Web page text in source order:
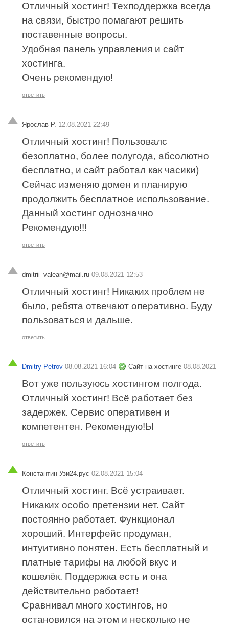
Отличный хостинг! Техподдержка всегда
на связи, быстро помагают решить
поставенные вопросы.
Удобная панель управления и сайт
хостинга.
Очень рекомендую!
ответить
Ярослав Р. 12.08.2021 22:49
Отличный хостинг! Пользовалс
безоплатно, более полугода, абсолютно
бесплатно, и сайт работал как часики)
Сейчас изменяю домен и планирую
продолжить бесплатное использование.
Данный хостинг однозначно
Рекомендую!!!
ответить
dmitrii_valean@mail.ru 09.08.2021 12:53
Отличный хостинг! Никаких проблем не
было, ребята отвечают оперативно. Буду
пользоваться и дальше.
ответить
Dmitry Petrov 08.08.2021 16:04 Сайт на хостинге08.08.2021
Вот уже пользуюсь хостингом полгода.
Отличный хостинг! Всё работает без
задержек. Сервис оперативен и
компетентен. Рекомендую!Ы
ответить
Константин Узи24.рус 02.08.2021 15:04
Отличный хостинг. Всё устраивает.
Никаких особо претензии нет. Сайт
постоянно работает. Функционал
хороший. Интерфейс продуман,
интуитивно понятен. Есть бесплатный и
платные тарифы на любой вкус и
кошелёк. Поддержка есть и она
действительно работает!
Сравнивал много хостингов, но
остановился на этом и несколько не